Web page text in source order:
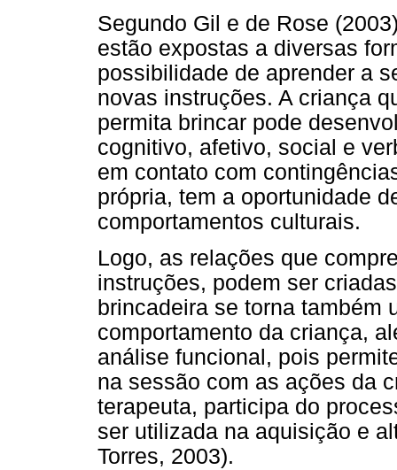
Segundo Gil e de Rose
estão expostas a diversas
possibilidade de aprender a
novas instruções. A criança
permita brincar pode
cognitivo, afetivo, social e
em contato com
própria, tem a oportunidade
comportamentos culturais.
Logo, as relações que
instruções, podem ser
brincadeira se torna também
comportamento da criança,
análise funcional, pois
na sessão com as ações da
terapeuta, participa do
ser utilizada na aquisição e
Torres, 2003).